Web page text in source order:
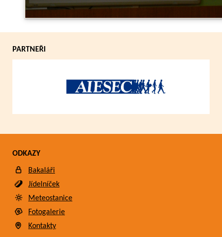
PARTNEŘI
ODKAZY
Bakaláři
Jídelníček
Meteostanice
Fotogalerie
Kontakty